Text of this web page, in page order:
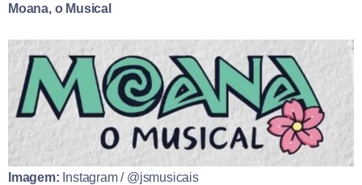
Moana, o Musical
Imagem: Instagram / @jsmusicais